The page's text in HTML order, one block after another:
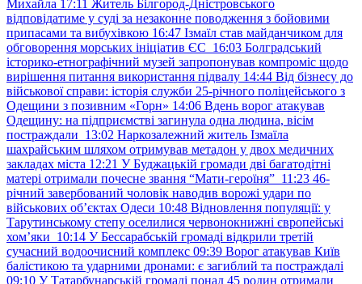
Михайла 17:11 Житель Білгород-Дністровського
відповідатиме у суді за незаконне поводження з бойовими
припасами та вибухівкою 16:47 Ізмаїл став майданчиком для
обговорення морських ініціатив ЄС 16:03 Болградський
історико-етнографічний музей запропонував компроміс щодо
вирішення питання використання підвалу 14:44 Від бізнесу до
військової справи: історія служби 25-річного поліцейського з
Одещини з позивним «Горн» 14:06 Вдень ворог атакував
Одещину: на підприємстві загинула одна людина, вісім
постраждали 13:02 Наркозалежний житель Ізмаїла
шахрайським шляхом отримував метадон у двох медичних
закладах міста 12:21 У Буджацькій громади дві багатодітні
матері отримали почесне звання “Мати-героїня” 11:23 46-
річний завербований чоловік наводив ворожі удари по
військових обʼєктах Одеси 10:48 Відновлення популяції: у
Тарутинському степу оселилися червонокнижні європейські
хом’яки 10:14 У Бессарабській громаді відкрили третій
сучасний водоочисний комплекс 09:39 Ворог атакував Київ
балістикою та ударними дронами: є загиблий та постраждалі
09:10 У Татарбунарській громаді понад 45 родин отримали